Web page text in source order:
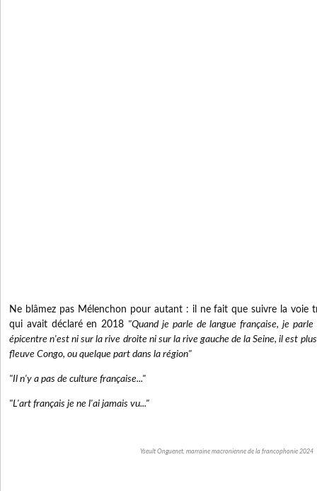
Ne blâmez pas Mélenchon pour autant : il ne fait que suivre la voie
qui avait déclaré en 2018 "Quand je parle de langue française, je parle
épicentre n'est ni sur la rive droite ni sur la rive gauche de la Seine, il est
fleuve Congo, ou quelque part dans la région"
"Il n'y a pas de culture française..."
"L'art français je ne l'ai jamais vu..."
Yseult Onguenet, marraine macronienne de la francophonie 2024